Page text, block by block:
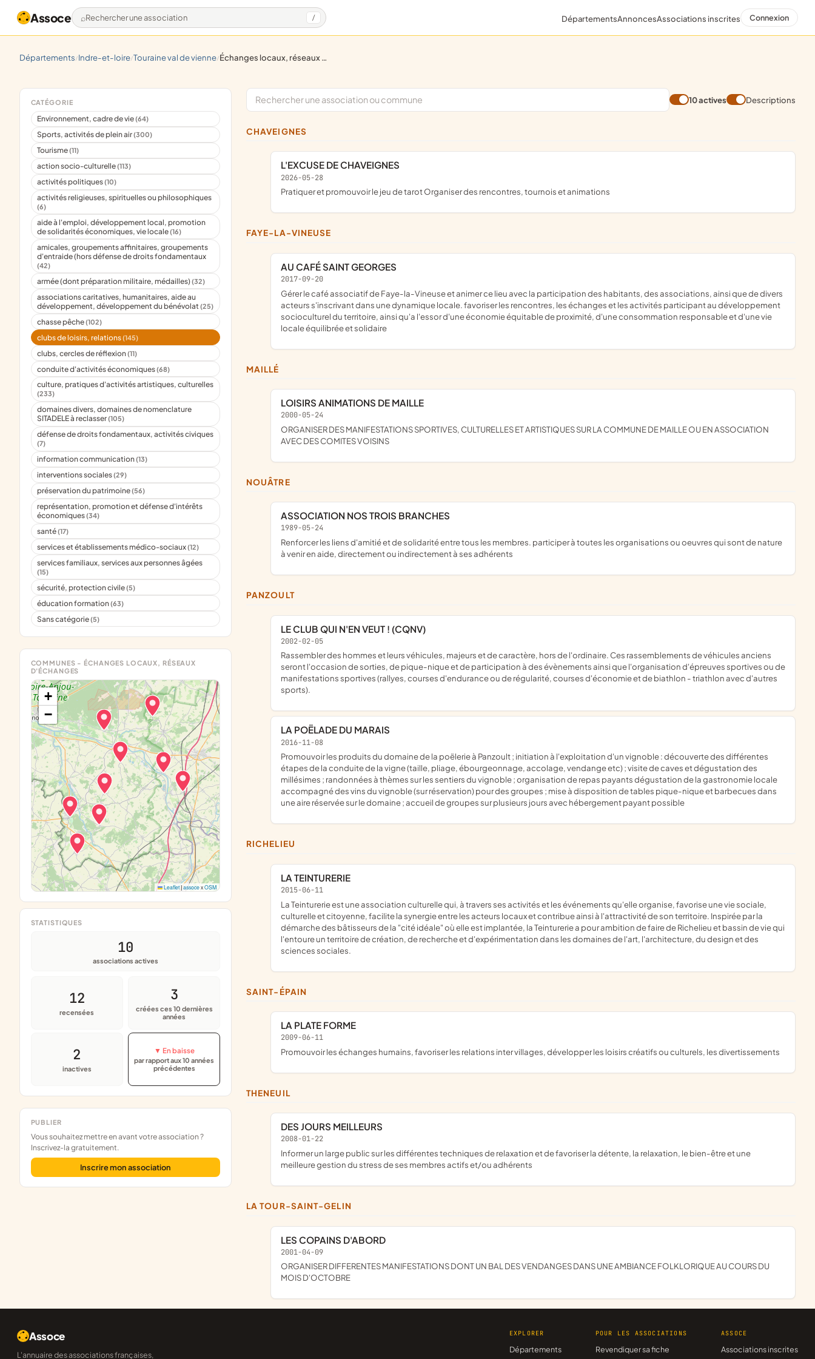
Assoce Rechercher une association / DépartementsAnnoncesAssociations inscrites Connexion
départements/ indre-et-loire/ touraine val de vienne/ échanges locaux, réseaux d'échanges
CATÉGORIE
Environnement, cadre de vie(64)
Sports, activités de plein air(300)
Tourisme(11)
action socio-culturelle(113)
activités politiques(10)
activités religieuses, spirituelles ou philosophiques
(6)
aide à l'emploi, développement local, promotion
de solidarités économiques, vie locale(16)
amicales, groupements affinitaires, groupements
d'entraide (hors défense de droits fondamentaux
(42)
armée (dont préparation militaire, médailles)(32)
associations caritatives, humanitaires, aide au
développement, développement du bénévolat(25)
chasse pêche(102)
clubs de loisirs, relations(145)
clubs, cercles de réflexion(11)
conduite d'activités économiques(68)
culture, pratiques d'activités artistiques, culturelles
(233)
domaines divers, domaines de nomenclature
SITADELE à reclasser(105)
défense de droits fondamentaux, activités civiques
(7)
information communication(13)
interventions sociales(29)
préservation du patrimoine(56)
représentation, promotion et défense d'intérêts
économiques(34)
santé(17)
services et établissements médico-sociaux(12)
services familiaux, services aux personnes âgées
(15)
sécurité, protection civile(5)
éducation formation(63)
Sans catégorie(5)
STATISTIQUES
10
associations actives
12
recensées
3
créées ces 10 dernières
années
2
inactives
▼ En baisse
par rapport aux 10 années
précédentes
PUBLIER
Vous souhaitez mettre en avant votre association ?
Inscrivez-la gratuitement.
Inscrire mon association
10 actives Descriptions
CHAVEIGNES
L'EXCUSE DE CHAVEIGNES
2026-05-28
pratiquer et promouvoir le jeu de tarot Organiser des rencontres, tournois et animations
FAYE-LA-VINEUSE
AU CAFÉ SAINT GEORGES
2017-09-20
gérer le café associatif de Faye-la-Vineuse et animer ce lieu avec la participation des habitants, des associations, ainsi que de divers
acteurs s'inscrivant dans une dynamique locale. favoriser les rencontres, les échanges et les activités participant au développement
socioculturel du territoire, ainsi qu'a l'essor d'une économie équitable de proximité, d'une consommation responsable et d'une vie
locale équilibrée et solidaire
MAILLÉ
LOISIRS ANIMATIONS DE MAILLE
2000-05-24
ORGANISER DES MANIFESTATIONS SPORTIVES, CULTURELLES ET ARTISTIQUES SUR LA COMMUNE DE MAILLE OU EN ASSOCIATION
AVEC DES COMITES VOISINS
NOUÂTRE
ASSOCIATION NOS TROIS BRANCHES
1989-05-24
renforcer les liens d'amitié et de solidarité entre tous les membres. participer à toutes les organisations ou oeuvres qui sont de nature
à venir en aide, directement ou indirectement à ses adhérents
PANZOULT
LE CLUB QUI N'EN VEUT ! (CQNV)
2002-02-05
rassembler des hommes et leurs véhicules, majeurs et de caractère, hors de l'ordinaire. Ces rassemblements de véhicules anciens
seront l'occasion de sorties, de pique-nique et de participation à des évènements ainsi que l'organisation d'épreuves sportives ou de
manifestations sportives (rallyes, courses d'endurance ou de régularité, courses d'économie et de biathlon - triathlon avec d'autres
sports).
LA POËLADE DU MARAIS
2016-11-08
promouvoir les produits du domaine de la poëlerie à Panzoult ; initiation à l'exploitation d'un vignoble : découverte des différentes
étapes de la conduite de la vigne (taille, pliage, ébourgeonnage, accolage, vendange etc) ; visite de caves et dégustation des
millésimes ; randonnées à thèmes sur les sentiers du vignoble ; organisation de repas payants dégustation de la gastronomie locale
accompagné des vins du vignoble (sur réservation) pour des groupes ; mise à disposition de tables pique-nique et barbecues dans
une aire réservée sur le domaine ; accueil de groupes sur plusieurs jours avec hébergement payant possible
RICHELIEU
LA TEINTURERIE
2015-06-11
La Teinturerie est une association culturelle qui, à travers ses activités et les événements qu'elle organise, favorise une vie sociale,
culturelle et citoyenne, facilite la synergie entre les acteurs locaux et contribue ainsi à l'attractivité de son territoire. Inspirée par la
démarche des bâtisseurs de la "cité idéale" où elle est implantée, la Teinturerie a pour ambition de faire de Richelieu et bassin de vie qui
l'entoure un territoire de création, de recherche et d'expérimentation dans les domaines de l'art, l'architecture, du design et des
sciences sociales.
SAINT-ÉPAIN
LA PLATE FORME
2009-06-11
promouvoir les échanges humains, favoriser les relations inter villages, développer les loisirs créatifs ou culturels, les divertissements
THENEUIL
DES JOURS MEILLEURS
2008-01-22
informer un large public sur les différentes techniques de relaxation et de favoriser la détente, la relaxation, le bien-être et une
meilleure gestion du stress de ses membres actifs et/ou adhérents
LA TOUR-SAINT-GELIN
LES COPAINS D'ABORD
2001-04-09
ORGANISER DIFFERENTES MANIFESTATIONS DONT UN BAL DES VENDANGES DANS UNE AMBIANCE FOLKLORIQUE AU COURS DU
MOIS D'OCTOBRE
COMMUNES - ÉCHANGES LOCAUX, RÉSEAUX
D'ÉCHANGES
+
−
Leaflet| assocexOSM
Assoce
L'annuaire des associations françaises,
EXPLORER
Départements
POUR LES ASSOCIATIONS
Revendiquer sa fiche
ASSOCE
Associations inscrites